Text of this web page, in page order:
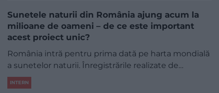
Sunetele naturii din România ajung acum la
milioane de oameni – de ce este important
acest proiect unic?
România intră pentru prima dată pe harta mondială
a sunetelor naturii. Înregistrările realizate de…
INTERN